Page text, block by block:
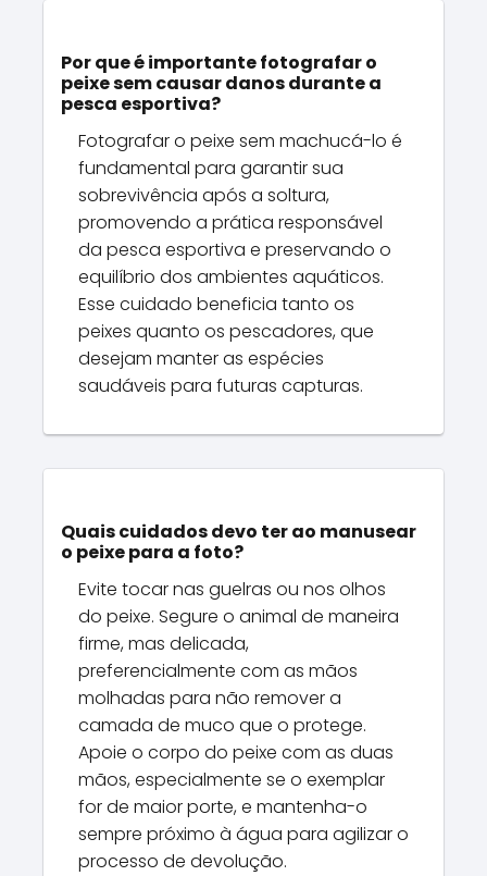
Por que é importante fotografar o
peixe sem causar danos durante a
pesca esportiva?
Fotografar o peixe sem machucá-lo é
fundamental para garantir sua
sobrevivência após a soltura,
promovendo a prática responsável
da pesca esportiva e preservando o
equilíbrio dos ambientes aquáticos.
Esse cuidado beneficia tanto os
peixes quanto os pescadores, que
desejam manter as espécies
saudáveis para futuras capturas.
Quais cuidados devo ter ao manusear
o peixe para a foto?
Evite tocar nas guelras ou nos olhos
do peixe. Segure o animal de maneira
firme, mas delicada,
preferencialmente com as mãos
molhadas para não remover a
camada de muco que o protege.
Apoie o corpo do peixe com as duas
mãos, especialmente se o exemplar
for de maior porte, e mantenha-o
sempre próximo à água para agilizar o
processo de devolução.